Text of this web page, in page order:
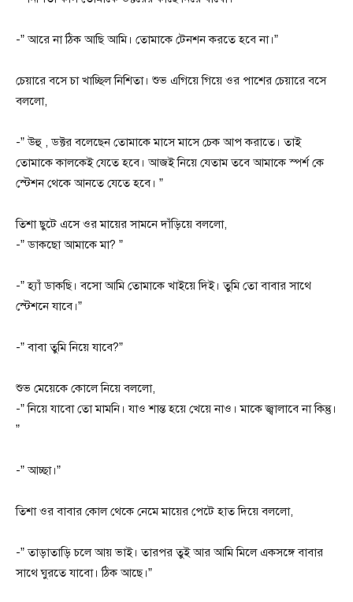
-” আরে না ঠিক আছি আমি। তোমাকে টেনশন করতে হবে না।”
চেয়ারে বসে চা খাচ্ছিল নিশিতা। শুভ এগিয়ে গিয়ে ওর পাশের চেয়ারে বসে
বললো,
-” উহু , ডক্টর বলেছেন তোমাকে মাসে মাসে চেক আপ করাতে। তাই
তোমাকে কালকেই যেতে হবে। আজই নিয়ে যেতাম তবে আমাকে স্পর্শ কে
স্টেশন থেকে আনতে যেতে হবে। ”
তিশা ছুটে এসে ওর মায়ের সামনে দাঁড়িয়ে বললো,
-” ডাকছো আমাকে মা? ”
-” হ্যাঁ ডাকছি। বসো আমি তোমাকে খাইয়ে দিই। তুমি তো বাবার সাথে
স্টেশনে যাবে।”
-” বাবা তুমি নিয়ে যাবে?”
শুভ মেয়েকে কোলে নিয়ে বললো,
-” নিয়ে যাবো তো মামনি। যাও শান্ত হয়ে খেয়ে নাও। মাকে জ্বালাবে না কিন্তু।
”
-” আচ্ছা।”
তিশা ওর বাবার কোল থেকে নেমে মায়ের পেটে হাত দিয়ে বললো,
-” তাড়াতাড়ি চলে আয় ভাই। তারপর তুই আর আমি মিলে একসঙ্গে বাবার
সাথে ঘুরতে যাবো। ঠিক আছে।”